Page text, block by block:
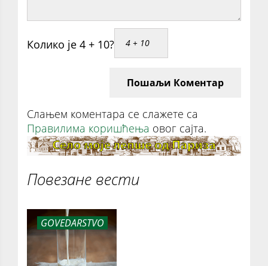
Колико је 4 + 10?
Пошаљи Коментар
Слањем коментара се слажете са
Правилима коришћења овог сајта.
Повезане вести
GOVEDARSTVO